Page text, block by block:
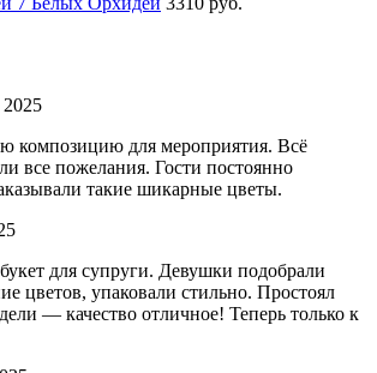
2025
композицию для мероприятия. Всё
все пожелания. Гости постоянно
такие шикарные цветы.
для супруги. Девушки подобрали
цветов, упаковали стильно. Простоял
— качество отличное! Теперь только к